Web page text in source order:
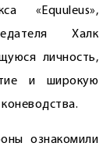
«Equuleus»,
Халк
личность,
и широкую
ознакомили